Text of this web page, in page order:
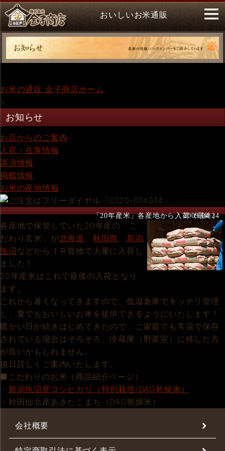
おいしいお米通販
お米の通販 金子商店ホーム
>
お知らせ
お店からのご案内
入荷・在庫情報
講演情報
掲載情報
お米の産地情報
「20年産米」各産地から入荷（最終）
2009.04.24
各産地で保管していた20年産の「こ
だわり玄米」が北海道 、 秋田県、 新潟
魚沼などからＪＲ貨物で大量に入荷し
ました！
20年産米はこれで最後の入荷となり
ます。
これから暑くなってきますので、低温倉庫でキッチリ管理
し、夏でもおいしいお米を提供できるようにいたします！
暖かい日が続きはじめてきたので、ご家庭でも常温で保存
されている場合はそろそろ、冷蔵庫（野菜室）に移した方
が良いかもしれません。
後日詳しくご案内いたします。
■こだわりのお米（商品紹介ページ）
・ 新潟魚沼産コシヒカリ（特別栽培/DAG乾燥米）
・秋田仙北産あきたこまち（DAG乾燥米）
会社概要